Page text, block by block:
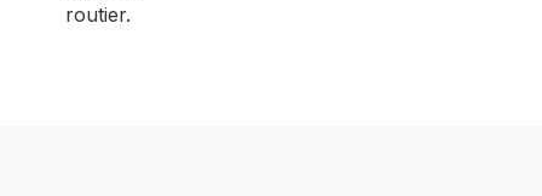
routier.